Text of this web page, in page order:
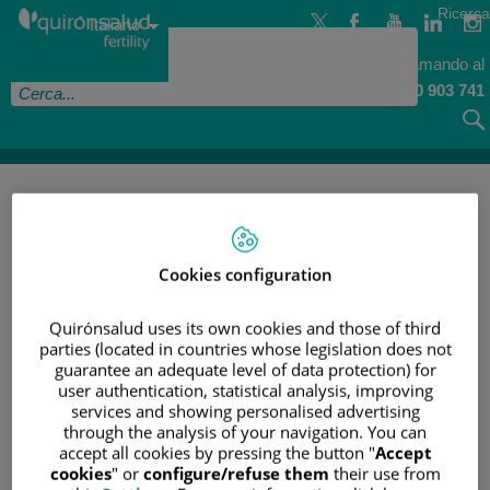
Salta
contenuto
Informati chiamando al
900 903 741
Selettore
lingua
Lingua
Attiva
Italiano
Ricerca
DESEO CONCEBIDO
PRESERVACIÓN DE LA FERTILIDAD POR CAUSAS NO
PRESERVACIÓN DE LA
FERTILIDAD POR CAUSAS NO
MÉDICAS
Cookies configuration
Quirónsalud uses its own cookies and those of third
parties (located in countries whose legislation does not
guarantee an adequate level of data protection) for
user authentication, statistical analysis, improving
services and showing personalised advertising
through the analysis of your navigation. You can
accept all cookies by pressing the button "Accept
cookies" or configure/refuse them their use from